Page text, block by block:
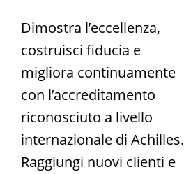
Dimostra l’eccellenza,
costruisci fiducia e
migliora continuamente
con l’accreditamento
riconosciuto a livello
internazionale di Achilles.
Raggiungi nuovi clienti e